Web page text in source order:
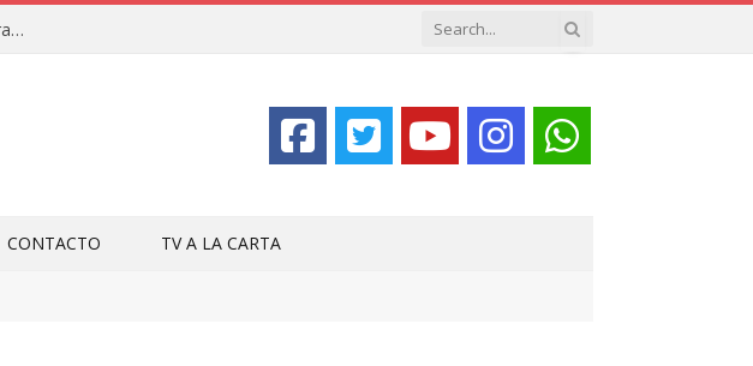
Campamentos de educación y deportes de julio en Alhaurín el Grande y Villa del Guadalhorce
CONTACTO TV A LA CARTA